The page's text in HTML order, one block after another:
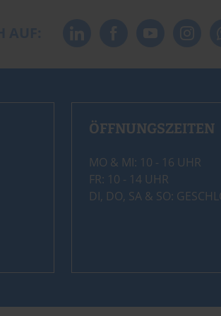
ÖFFNUNGSZEITEN
MO & MI: 10 - 16 UHR
FR: 10 - 14 UHR
DI, DO, SA & SO: